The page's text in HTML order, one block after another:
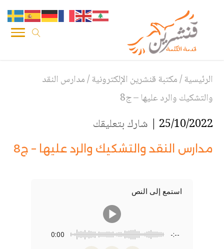
الرئيسية/مكتبة قنشرين الإلكترونية/مدارس النقد
والتشكيك والرد عليها – ج8
25/10/2022 | شارك بتعليقك
مدارس النقد والتشكيك والرد عليها – ج8
استمع إلى النص
0:00 -:--